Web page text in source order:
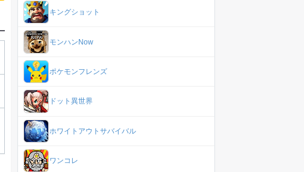
キングショット
モンハンNow
ポケモンフレンズ
ドット異世界
ホワイトアウトサバイバル
ワンコレ